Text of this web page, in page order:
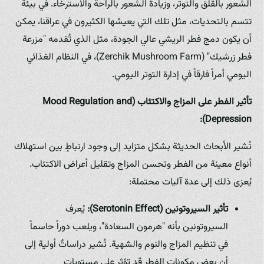
الشعور بالقلق والتوتر، وزيادة الشعور بالراحة والاسترخاء. في بيئة
تتسم بالتحديات، مثل تلك التي يعيشها الكثيرون في عراقنا، يمكن
أن يكون دمج فطر الريشي عالي الجودة، مثل الذي تُقدمه "مزرعة
فطر زرشيك" (Zerchik Mushroom Farm)، في النظام الغذائي
اليومي أمراً فارقاً في إدارة التوتر اليومي.
تأثير الفطر على المزاج والاكتئاب (Mood Regulation and
Depression):
تُشير الأبحاث الحديثة بشكل متزايد إلى وجود ارتباطٍ بين استهلاك
أنواع معينة من الفطر وتحسن المزاج وتقليل أعراض الاكتئاب.
يُعزى ذلك إلى عدة آليات محتملة:
تأثير السيروتونين (Serotonin Effect):
يُعرف
السيروتونين بأنه "هرمون السعادة"، ويلعب دوراً حاسماً
في تنظيم المزاج والنوم والشهية. تُشير دراساتٌ أولية إلى